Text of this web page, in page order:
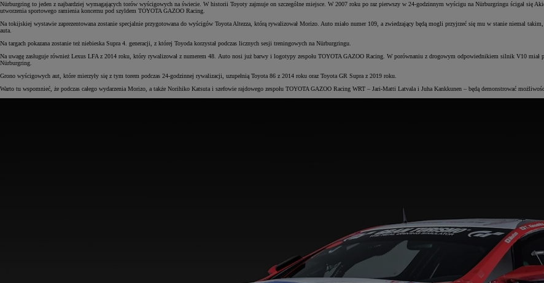
Nürburgring to jeden z najbardziej wymagających torów wyścigowych na świecie. W historii Toyoty zajmuje on szczególne miejsce. W 2007 roku po raz pierwszy w 24-godzinnym wyścigu na Nürburgringu ścigał się
utworzenia sportowego ramienia koncernu pod szyldem TOYOTA GAZOO Racing.
Na tokijskiej wystawie zaprezentowana zostanie specjalnie przygotowana do wyścigów Toyota Altezza, którą rywalizował Morizo. Auto miało numer 109, a zwiedzający będą mogli przyjrzeć się mu w stanie niemal
auta.
Na targach pokazana zostanie też niebieska Supra 4. generacji, z której Toyoda korzystał podczas licznych sesji treningowych na Nürburgringu.
Na uwagę zasługuje również Lexus LFA z 2014 roku, który rywalizował z numerem 48. Auto nosi już barwy i logotypy zespołu TOYOTA GAZOO Racing. W porównaniu z drogowym odpowiednikiem silnik V10
Nürburgring.
Grono wyścigowych aut, które mierzyły się z tym torem podczas 24-godzinnej rywalizacji, uzupełnią Toyota 86 z 2014 roku oraz Toyota GR Supra z 2019 roku.
Warto tu wspomnieć, że podczas całego wydarzenia Morizo, a także Norihiko Katsuta i szefowie rajdowego zespołu TOYOTA GAZOO Racing WRT – Jari-Matti Latvala i Juha Kankkunen – będą demonstrować